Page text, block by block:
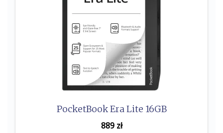
PocketBook Era Lite 16GB
889zł